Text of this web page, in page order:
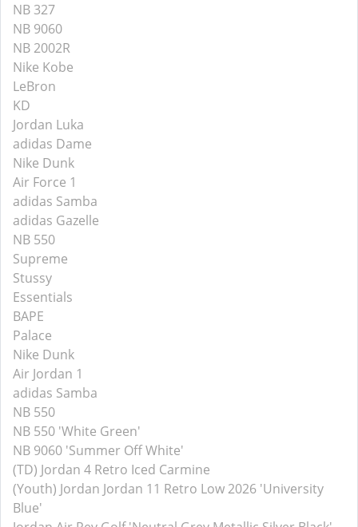
NB 327
NB 9060
NB 2002R
Nike Kobe
LeBron
KD
Jordan Luka
adidas Dame
Nike Dunk
Air Force 1
adidas Samba
adidas Gazelle
NB 550
Supreme
Stussy
Essentials
BAPE
Palace
Nike Dunk
Air Jordan 1
adidas Samba
NB 550
NB 550 'White Green'
NB 9060 'Summer Off White'
(TD) Jordan 4 Retro Iced Carmine
(Youth) Jordan Jordan 11 Retro Low 2026 'University
Blue'